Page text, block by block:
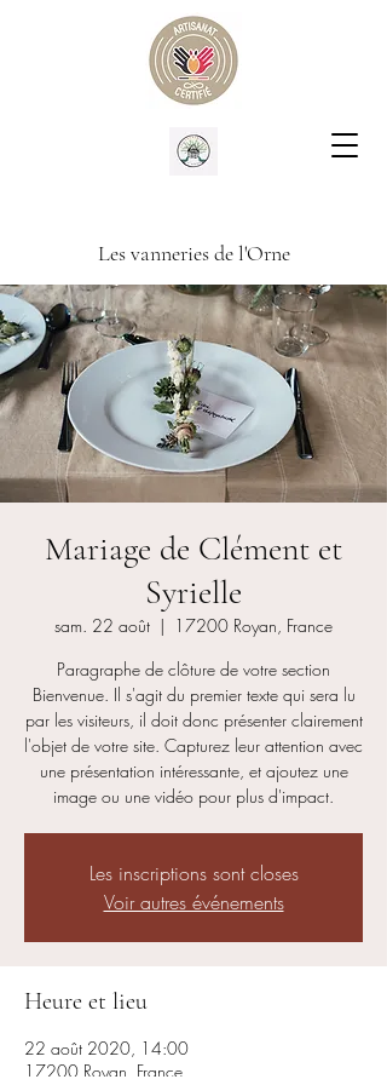
Les vanneries de l'Orne
Mariage de Clément et
Syrielle
sam. 22 août
  |
17200 Royan, France
Paragraphe de clôture de votre section
Bienvenue. Il s'agit du premier texte qui sera lu
par les visiteurs, il doit donc présenter clairement
l'objet de votre site. Capturez leur attention avec
une présentation intéressante, et ajoutez une
image ou une vidéo pour plus d'impact.
Les inscriptions sont closes
Voir autres événements
Heure et lieu
22 août 2020, 14:00
17200 Royan, France